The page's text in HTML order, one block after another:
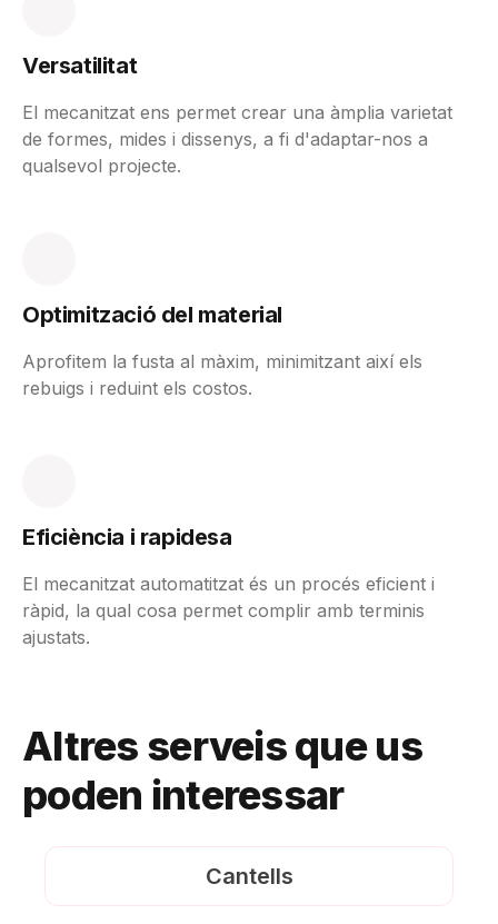
Versatilitat
El mecanitzat ens permet crear una àmplia varietat
de formes, mides i dissenys, a fi d'adaptar-nos a
qualsevol projecte.
Optimització del material
Aprofitem la fusta al màxim, minimitzant així els
rebuigs i reduint els costos.
Eficiència i rapidesa
El mecanitzat automatitzat és un procés eficient i
ràpid, la qual cosa permet complir amb terminis
ajustats.
Altres serveis que us
poden interessar
Cantells